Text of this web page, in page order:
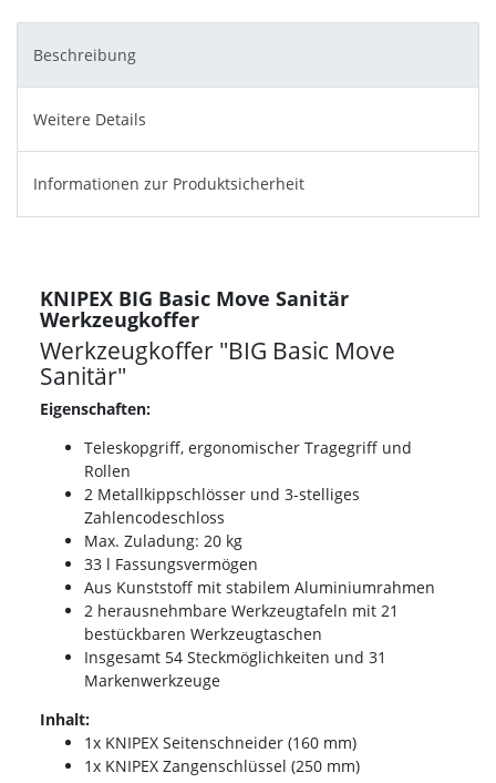
Beschreibung
Weitere Details
Informationen zur Produktsicherheit
KNIPEX BIG Basic Move Sanitär
Werkzeugkoffer
Werkzeugkoffer "BIG Basic Move
Sanitär"
Eigenschaften:
Teleskopgriff, ergonomischer Tragegriff und
Rollen
2 Metallkippschlösser und 3-stelliges
Zahlencodeschloss
Max. Zuladung: 20 kg
33 l Fassungsvermögen
Aus Kunststoff mit stabilem Aluminiumrahmen
2 herausnehmbare Werkzeugtafeln mit 21
bestückbaren Werkzeugtaschen
Insgesamt 54 Steckmöglichkeiten und 31
Markenwerkzeuge
Inhalt:
1x KNIPEX Seitenschneider (160 mm)
1x KNIPEX Zangenschlüssel (250 mm)